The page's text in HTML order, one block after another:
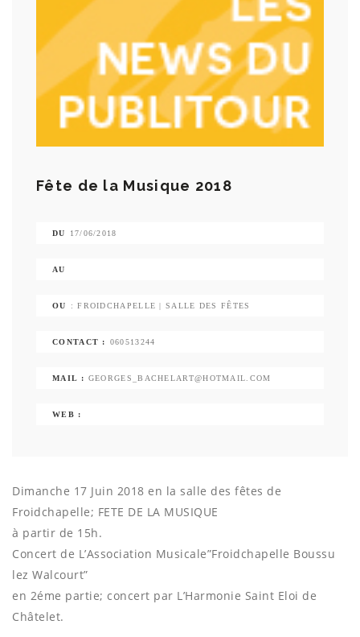
Fête de la Musique 2018
DU 17/06/2018
AU
OU : FROIDCHAPELLE | SALLE DES FÊTES
CONTACT : 060513244
MAIL : GEORGES_BACHELART@HOTMAIL.COM
WEB :
Dimanche 17 Juin 2018 en la salle des fêtes de
Froidchapelle; FETE DE LA MUSIQUE
à partir de 15h.
Concert de L’Association Musicale”Froidchapelle Boussu
lez Walcourt”
en 2éme partie; concert par L’Harmonie Saint Eloi de
Châtelet.